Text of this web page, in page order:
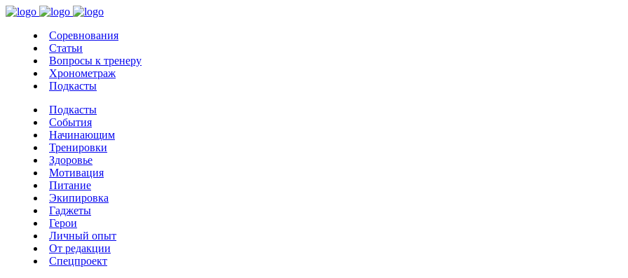
Соревнования
Статьи
Вопросы к тренеру
Хронометраж
Подкасты
Подкасты
События
Начинающим
Тренировки
Здоровье
Мотивация
Питание
Экипировка
Гаджеты
Герои
Личный опыт
От редакции
Спецпроект